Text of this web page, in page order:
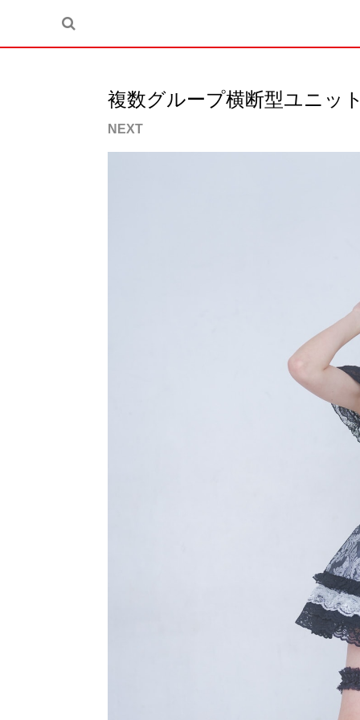
複数グループ横断型ユニッ
NEXT